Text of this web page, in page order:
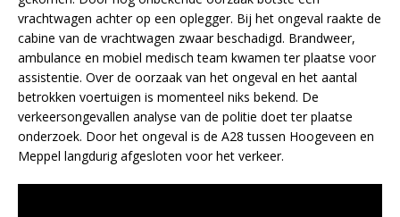
vrachtwagen achter op een oplegger. Bij het ongeval raakte de
cabine van de vrachtwagen zwaar beschadigd. Brandweer,
ambulance en mobiel medisch team kwamen ter plaatse voor
assistentie. Over de oorzaak van het ongeval en het aantal
betrokken voertuigen is momenteel niks bekend. De
verkeersongevallen analyse van de politie doet ter plaatse
onderzoek. Door het ongeval is de A28 tussen Hoogeveen en
Meppel langdurig afgesloten voor het verkeer.